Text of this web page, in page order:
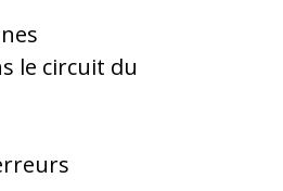
le circuit du